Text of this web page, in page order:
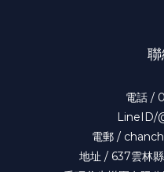
電話 /
LineID/
電郵 /
地址 / 637雲林